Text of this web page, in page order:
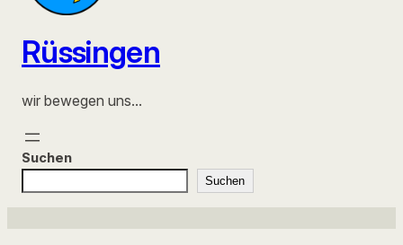
Rüssingen
wir bewegen uns…
Suchen
Suchen